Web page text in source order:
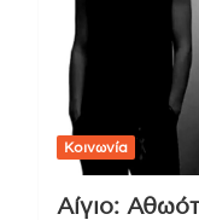
Κοινωνία
Αίγιο: